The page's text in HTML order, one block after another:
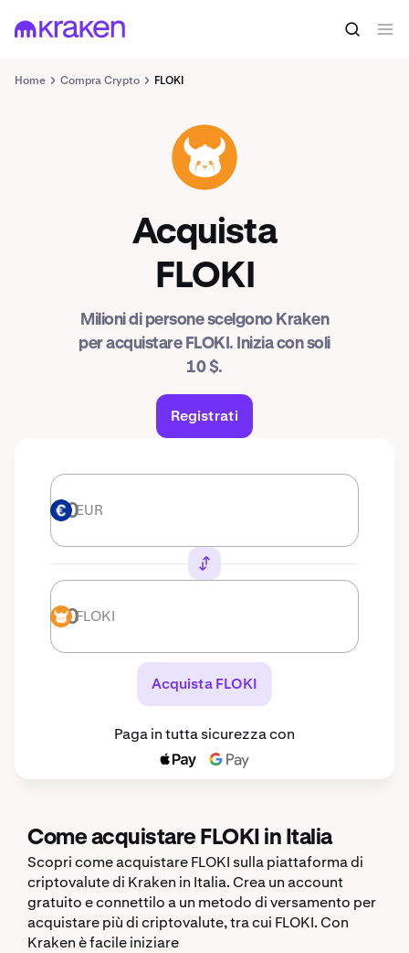
Home Compra Crypto FLOKI
Acquista
FLOKI
Milioni di persone scelgono Kraken
per acquistare FLOKI. Inizia con soli
10 $.
Registrati
EUR EUR
FLOKI FLOKI
Acquista FLOKI
Paga in tutta sicurezza con
Come acquistare FLOKI in Italia
Scopri come acquistare FLOKI sulla piattaforma di
criptovalute di Kraken in Italia. Crea un account
gratuito e connettilo a un metodo di versamento per
acquistare più di criptovalute, tra cui FLOKI. Con
Kraken è facile iniziare